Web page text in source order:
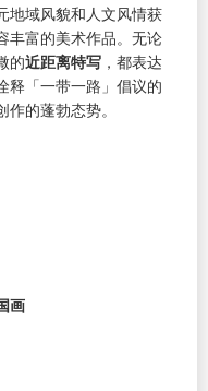
地域风貌和人文风情获
丰富的美术作品。无论
的近距离特写 ，都表达
释「一带一路」倡议的
的蓬勃态势。
画